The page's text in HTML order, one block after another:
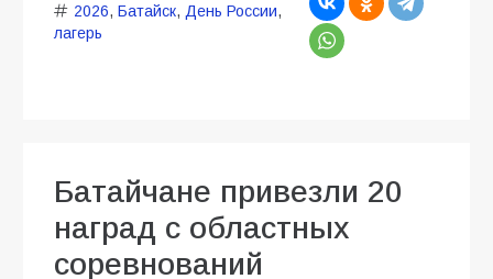
2026, Батайск, День России,
лагерь
Батайчане привезли 20
наград с областных
соревнований